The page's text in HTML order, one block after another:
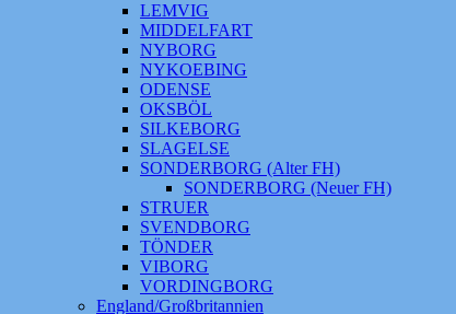
LEMVIG
MIDDELFART
NYBORG
NYKOEBING
ODENSE
OKSBÖL
SILKEBORG
SLAGELSE
SONDERBORG (Alter FH)
SONDERBORG (Neuer FH)
STRUER
SVENDBORG
TÖNDER
VIBORG
VORDINGBORG
England/Großbritannien